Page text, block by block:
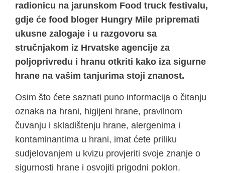
radionicu na jarunskom Food truck festivalu,
gdje će food bloger Hungry Mile pripremati
ukusne zalogaje i u razgovoru sa
stručnjakom iz Hrvatske agencije za
poljoprivredu i hranu otkriti kako iza sigurne
hrane na vašim tanjurima stoji znanost.
Osim što ćete saznati puno informacija o čitanju
oznaka na hrani, higijeni hrane, pravilnom
čuvanju i skladištenju hrane, alergenima i
kontaminantima u hrani, imat ćete priliku
sudjelovanjem u kvizu provjeriti svoje znanje o
sigurnosti hrane i osvojiti prigodni poklon.